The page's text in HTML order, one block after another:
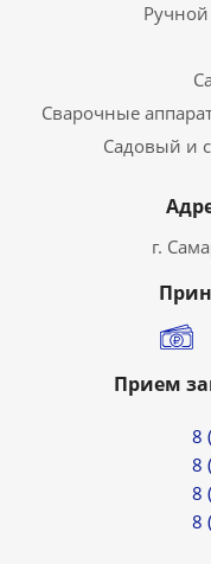
Сварочные
Садовый и
г.
Прием
8
8
8
8